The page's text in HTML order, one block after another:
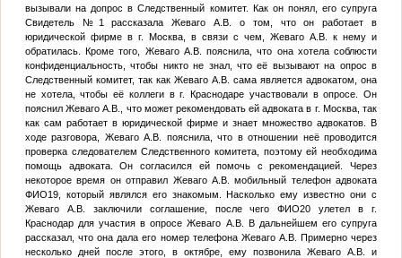
вызывали на допрос в Следственный комитет. Как он понял, его супруга
Свидетель №1
рассказала Жеваго А.В. о том, что он работает в
юридической фирме в г. Москва, в связи с чем, Жеваго А.В. к нему и
обратилась. Кроме того, Жеваго А.В. пояснила, что она хотела соблюсти
конфиденциальность, чтобы никто не знал, что её вызывают на опрос в
Следственный комитет, так как Жеваго А.В. сама является адвокатом, она
не хотела, чтобы её коллеги в г. Краснодаре участвовали в опросе. Он
пояснил Жеваго А.В., что может рекомендовать ей адвоката в г. Москва, так
как сам работает в юридической фирме и знает множество адвокатов. В
ходе разговора, Жеваго А.В. пояснила, что в отношении неё проводится
проверка следователем Следственного комитета, поэтому ей необходима
помощь адвоката. Он согласился ей помочь с рекомендацией. Через
некоторое время он отправил Жеваго А.В. мобильный телефон адвоката
ФИО19, который являлся его знакомым. Насколько ему известно они с
Жеваго А.В. заключили соглашение, после чегоФИО20 улетел в г.
Краснодар для участия в опросе Жеваго А.В. В дальнейшем его супруга
рассказал, что она дала его номер телефона Жеваго А.В. Примерно через
несколько дней после этого, в октябре, ему позвонила Жеваго А.В. и